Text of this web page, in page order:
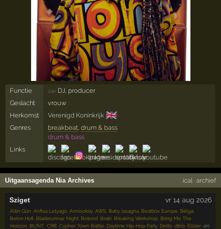
Functie 24× DJ, producer
Geslacht
vrouw
Herkomst
Verenigd Koninkrijk 🇬🇧
Genres breakbeat, drum & bass
drum & bass
Links
Uitgaansagenda Nia Archives ical · archief
Sziget vr 14 aug 2026
Altin Gün ,Anfisa Letyago ,Annisokay ,AWS Baby lasagna Beatbox Europe Bëlga
Beton.Hofi Bladerunnaz Night Botond Bratri Breaking Workshop Bring Me The
Horizon BUNT. ,CRB ,Cypher Town Battle Daytime Hip-Hop Party Detto ,dtnb Eliziér en